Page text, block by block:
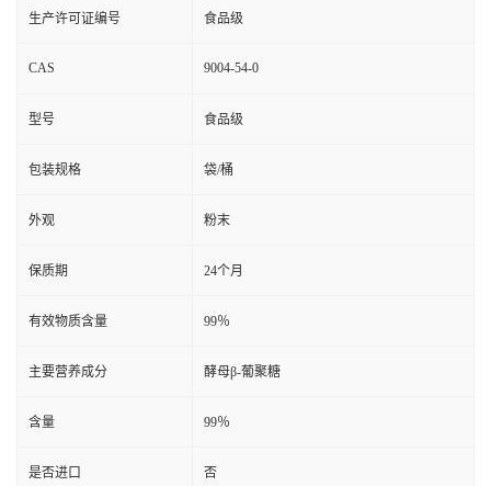
生产许可证编号 食品级
CAS 9004-54-0
型号 食品级
包装规格 袋/桶
外观 粉末
保质期 24个月
有效物质含量 99％
主要营养成分 酵母β-葡聚糖
含量 99％
是否进口 否